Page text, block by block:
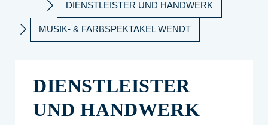
DIENSTLEISTER UND HANDWERK
MUSIK- & FARBSPEKTAKEL WENDT
DIENSTLEISTER
UND HANDWERK